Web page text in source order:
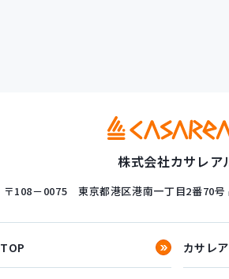
株式会社カサレア
〒108－0075 東京都港区港南一丁目2番70号
TOP カサレ